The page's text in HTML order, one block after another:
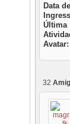
Data de
Última
Avatar
32